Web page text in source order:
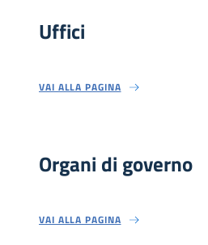
Uffici
VAI ALLA PAGINA
Organi di governo
VAI ALLA PAGINA